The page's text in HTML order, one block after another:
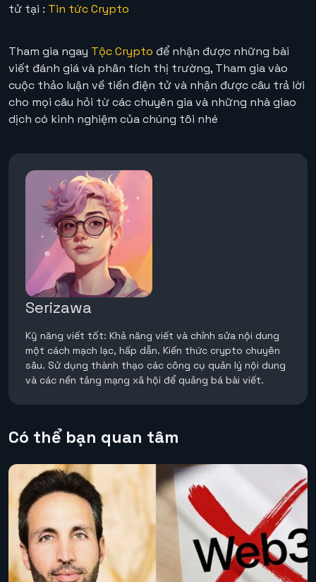
tử tại : Tin tức Crypto
Tham gia ngay Tộc Crypto để nhận được những bài
viết đánh giá và phân tích thị trường, Tham gia vào
cuộc thảo luận về tiền điện tử và nhận được câu trả lời
cho mọi câu hỏi từ các chuyên gia và những nhà giao
dịch có kinh nghiệm của chúng tôi nhé
Serizawa
Kỹ năng viết tốt: Khả năng viết và chỉnh sửa nội dung
một cách mạch lạc, hấp dẫn. Kiến thức crypto chuyên
sâu. Sử dụng thành thạo các công cụ quản lý nội dung
và các nền tảng mạng xã hội để quảng bá bài viết.
Có thể bạn quan tâm